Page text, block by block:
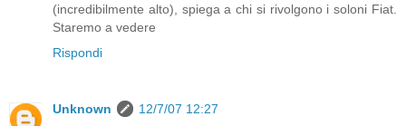
(incredibilmente alto), spiega a chi si rivolgono i soloni Fiat.
Staremo a vedere
Rispondi
Unknown
12/7/07 12:27